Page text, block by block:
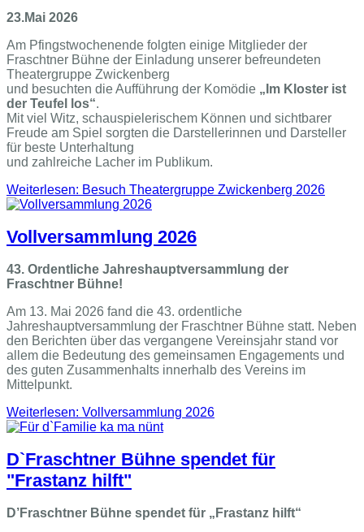
23.Mai 2026
Am Pfingstwochenende folgten einige Mitglieder der
Fraschtner Bühne der Einladung unserer befreundeten
Theatergruppe Zwickenberg
und besuchten die Aufführung der Komödie „Im Kloster ist
der Teufel los“.
Mit viel Witz, schauspielerischem Können und sichtbarer
Freude am Spiel sorgten die Darstellerinnen und Darsteller
für beste Unterhaltung
und zahlreiche Lacher im Publikum.
Weiterlesen: Besuch Theatergruppe Zwickenberg 2026
Vollversammlung 2026
43. Ordentliche Jahreshauptversammlung der
Fraschtner Bühne!
Am 13. Mai 2026 fand die 43. ordentliche
Jahreshauptversammlung der Fraschtner Bühne statt. Neben
den Berichten über das vergangene Vereinsjahr stand vor
allem die Bedeutung des gemeinsamen Engagements und
des guten Zusammenhalts innerhalb des Vereins im
Mittelpunkt.
Weiterlesen: Vollversammlung 2026
D`Fraschtner Bühne spendet für
"Frastanz hilft"
D’Fraschtner Bühne spendet für „Frastanz hilft“